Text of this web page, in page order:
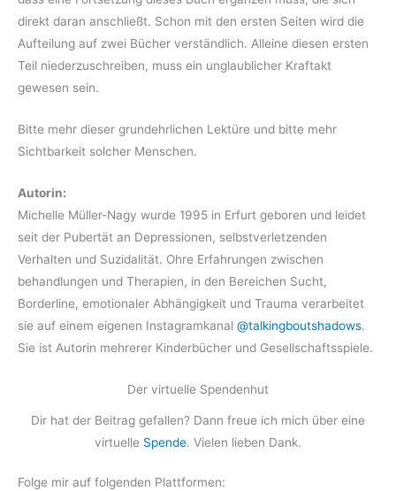
direkt daran anschließt. Schon mit den ersten Seiten wird die
Aufteilung auf zwei Bücher verständlich. Alleine diesen ersten
Teil niederzuschreiben, muss ein unglaublicher Kraftakt
gewesen sein.
Bitte mehr dieser grundehrlichen Lektüre und bitte mehr
Sichtbarkeit solcher Menschen.
Autorin:
Michelle Müller-Nagy wurde 1995 in Erfurt geboren und leidet
seit der Pubertät an Depressionen, selbstverletzenden
Verhalten und Suzidalität. Ohre Erfahrungen zwischen
behandlungen und Therapien, in den Bereichen Sucht,
Borderline, emotionaler Abhängigkeit und Trauma verarbeitet
sie auf einem eigenen Instagramkanal @talkingboutshadows.
Sie ist Autorin mehrerer Kinderbücher und Gesellschaftsspiele.
Der virtuelle Spendenhut
Dir hat der Beitrag gefallen? Dann freue ich mich über eine
virtuelle Spende. Vielen lieben Dank.
Folge mir auf folgenden Plattformen: